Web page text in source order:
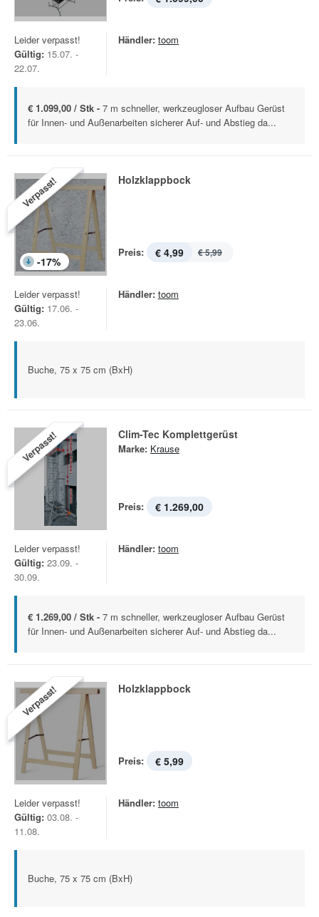
Leider verpasst!
Gültig: 15.07. -
22.07.
Händler: toom
€ 1.099,00 / Stk - 7 m schneller, werkzeugloser Aufbau Gerüst
für Innen- und Außenarbeiten sicherer Auf- und Abstieg da...
Verpasst!
-17%
Holzklappbock
Preis: € 4,99 € 5,99
Leider verpasst!
Gültig: 17.06. -
23.06.
Händler: toom
Buche, 75 x 75 cm (BxH)
Verpasst! Clim-Tec Komplettgerüst
Marke: Krause
Preis: € 1.269,00
Leider verpasst!
Gültig: 23.09. -
30.09.
Händler: toom
€ 1.269,00 / Stk - 7 m schneller, werkzeugloser Aufbau Gerüst
für Innen- und Außenarbeiten sicherer Auf- und Abstieg da...
Verpasst! Holzklappbock
Preis: € 5,99
Leider verpasst!
Gültig: 03.08. -
11.08.
Händler: toom
Buche, 75 x 75 cm (BxH)